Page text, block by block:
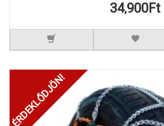
34,900Ft
ÉRDEKLŐDJÖN!